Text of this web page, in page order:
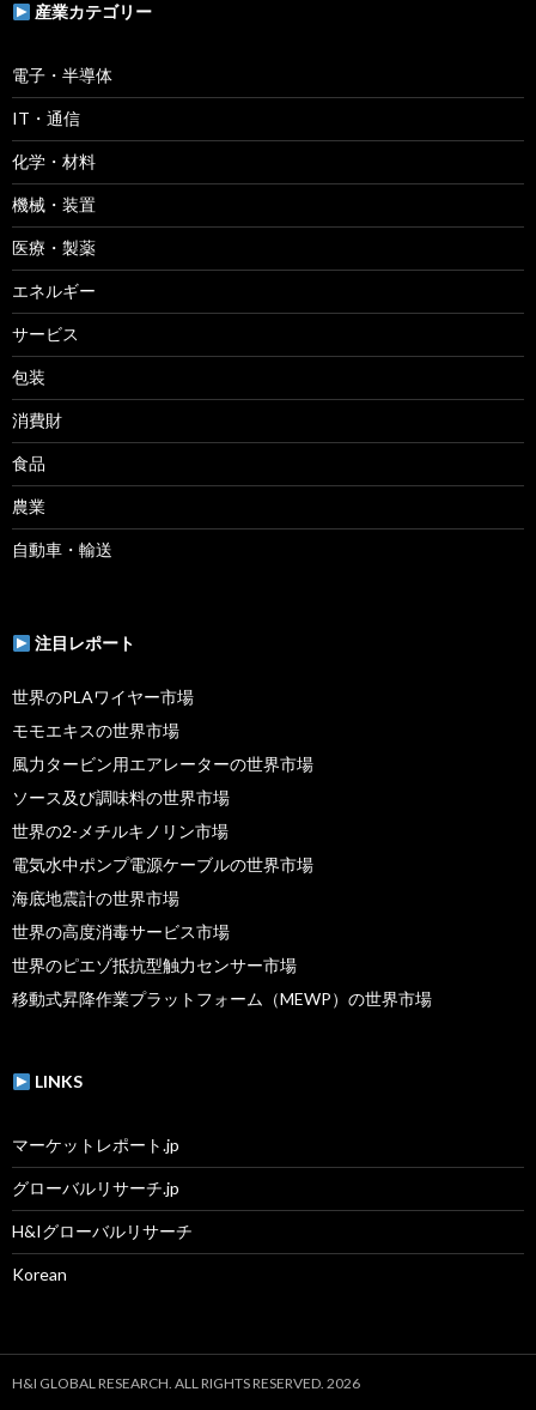
産業カテゴリー
電子・半導体
IT・通信
化学・材料
機械・装置
医療・製薬
エネルギー
サービス
包装
消費財
食品
農業
自動車・輸送
注目レポート
世界のPLAワイヤー市場
モモエキスの世界市場
風力タービン用エアレーターの世界市場
ソース及び調味料の世界市場
世界の2-メチルキノリン市場
電気水中ポンプ電源ケーブルの世界市場
海底地震計の世界市場
世界の高度消毒サービス市場
世界のピエゾ抵抗型触力センサー市場
移動式昇降作業プラットフォーム（MEWP）の世界市場
LINKS
マーケットレポート.jp
グローバルリサーチ.jp
H&Iグローバルリサーチ
Korean
H&I GLOBAL RESEARCH. ALL RIGHTS RESERVED. 2026